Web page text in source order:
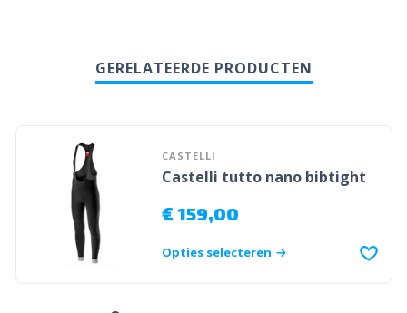
GERELATEERDE PRODUCTEN
CASTELLI
Castelli tutto nano bibtight
€159,00
Opties selecteren